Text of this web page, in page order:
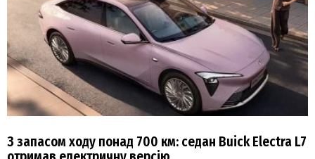
З запасом ходу понад 700 км: седан Buick Electra L7